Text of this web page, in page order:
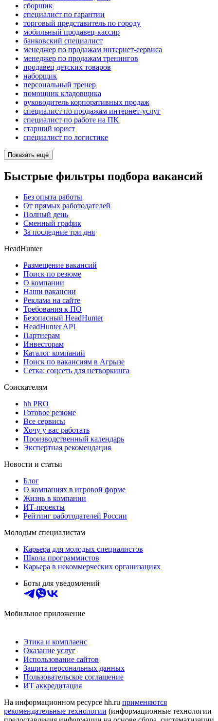
сборщик
специалист по гарантии
торговый представитель по городу
мобильный продавец-кассир
банковский специалист
менеджер по продажам интернет-сервиса
менеджер по продажам тренингов
продавец детских товаров
наборщик
персональный тренер
помощник кладовщика
руководитель корпоративных продаж
специалист по продажам интернет-услуг
специалист по работе на ПК
старший юрист
специалист по логистике
Показать ещё
Быстрые фильтры подбора вакансий
Без опыта работы
От прямых работодателей
Полный день
Сменный график
За последние три дня
HeadHunter
Размещение вакансий
Поиск по резюме
О компании
Наши вакансии
Реклама на сайте
Требования к ПО
Безопасный HeadHunter
HeadHunter API
Партнерам
Инвесторам
Каталог компаний
Поиск по вакансиям в Агрызе
Сетка: соцсеть для нетворкинга
Соискателям
hh PRO
Готовое резюме
Все сервисы
Хочу у вас работать
Производственный календарь
Экспертная рекомендация
Новости и статьи
Блог
О компаниях в игровой форме
Жизнь в компании
ИТ-проекты
Рейтинг работодателей России
Молодым специалистам
Карьера для молодых специалистов
Школа программистов
Карьера в некоммерческих организациях
Боты для уведомлений
Мобильное приложение
Этика и комплаенс
Оказание услуг
Использование сайтов
Защита персональных данных
Пользовательское соглашение
ИТ аккредитация
На информационном ресурсе hh.ru применяются
рекомендательные технологии (информационные технологии